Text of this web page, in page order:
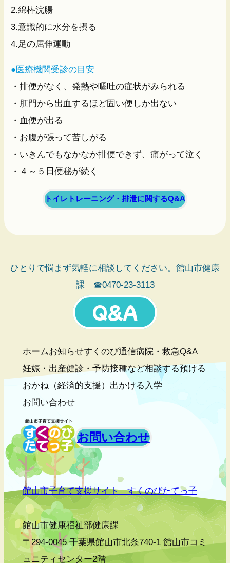
2.綿棒浣腸
3.意識的に水分を摂る
4.足の屈伸運動
●医療機関受診の目安
・排便がなく、発熱や嘔吐の症状がみられる
・肛門から出血するほど固い便しか出ない
・血便が出る
・お腹が張って苦しがる
・いきんでもなかなか排便できず、痛がって泣く
・４～５日便秘が続く
トイレトレーニング・排泄に関するQ&A
ひとりで悩まず気軽に相談してください。館山市健康
課 ☎0470-23-3113
Q&A
ホームお知らせすくのび通信病院・救急Q&A
妊娠・出産健診・予防接種など相談する預ける
おかね（経済的支援） 出かける 入学
お問い合わせ
お問い合わせ
館山市子育て支援サイト すくのびたてっ子
館山市健康福祉部健康課
〒294-0045 千葉県館山市北条740-1 館山市コミ
ュニティセンター2階